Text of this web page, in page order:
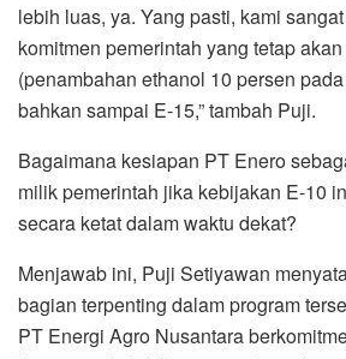
lebih luas, ya. Yang pasti, kami
komitmen pemerintah yang tetap
(penambahan ethanol 10 persen
bahkan sampai E-15,” tambah Puji.
Bagaimana kesiapan PT Enero
milik pemerintah jika kebijakan E-10
secara ketat dalam waktu dekat?
Menjawab ini, Puji Setiyawan
bagian terpenting dalam program
PT Energi Agro Nusantara